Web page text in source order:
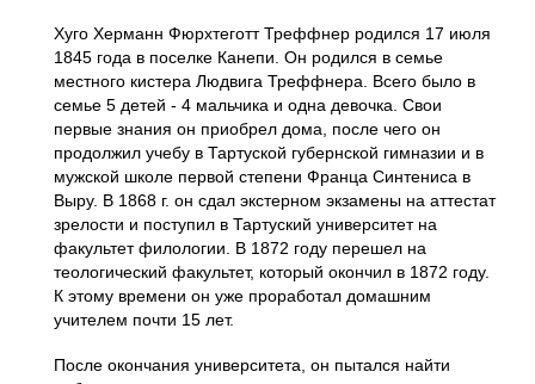
Хуго Херманн Фюрхтеготт Треффнер родился 17 июля
1845 года в поселке Канепи. Он родился в семье
местного кистера Людвига Треффнера. Всего было в
семье 5 детей - 4 мальчика и одна девочка. Свои
первые знания он приобрел дома, после чего он
продолжил учебу в Тартуской губернской гимназии и в
мужской школе первой степени Франца Синтениса в
Выру. В 1868 г. он сдал экстерном экзамены на аттестат
зрелости и поступил в Тартуский университет на
факультет филологии. В 1872 году перешел на
теологический факультет, который окончил в 1872 году.
К этому времени он уже проработал домашним
учителем почти 15 лет.
После окончания университета, он пытался найти